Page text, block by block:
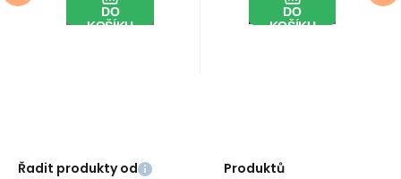
potahová
DO
KOŠÍKU
Kočky Milk
DO
KOŠÍKU
Řadit produkty od Produktů